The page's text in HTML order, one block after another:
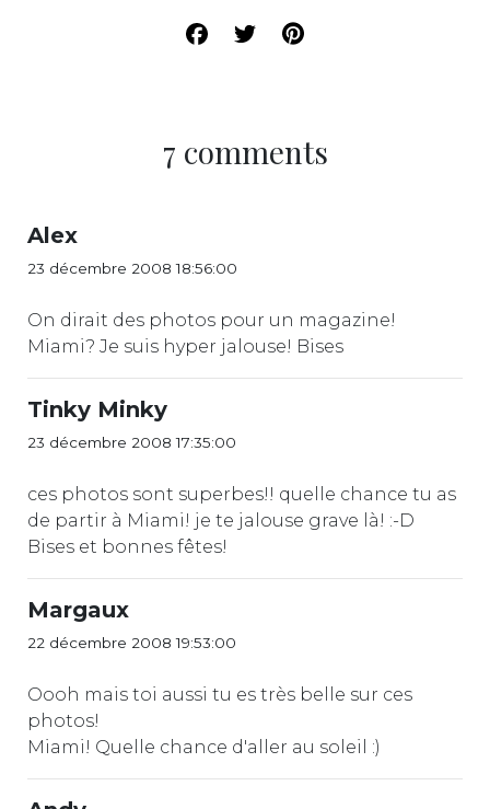
7 comments
Alex
23 décembre 2008 18:56:00
On dirait des photos pour un magazine!
Miami? Je suis hyper jalouse! Bises
Tinky Minky
23 décembre 2008 17:35:00
ces photos sont superbes!! quelle chance tu as
de partir à Miami! je te jalouse grave là! :-D
Bises et bonnes fêtes!
Margaux
22 décembre 2008 19:53:00
Oooh mais toi aussi tu es très belle sur ces
photos!
Miami! Quelle chance d'aller au soleil :)